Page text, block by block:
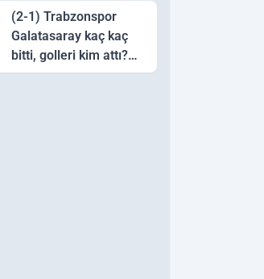
sözünü söyleyen halk
ozanı hangisidir?
(2-1) Trabzonspor
Galatasaray kaç kaç
bitti, golleri kim attı?
Trabzonspor